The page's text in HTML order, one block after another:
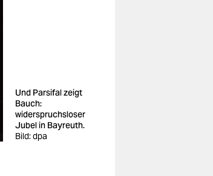
Und Parsifal zeigt
Bauch:
widerspruchsloser
Jubel in Bayreuth.
Bild: dpa